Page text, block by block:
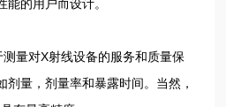
的用户而设计。
量对X射线设备的服务和质量保
剂量，剂量率和暴露时间。当然，